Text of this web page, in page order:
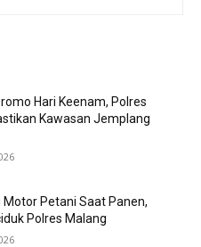
Hari Keenam, Polres
Kawasan Jemplang
Motor Petani Saat Panen,
Polres Malang